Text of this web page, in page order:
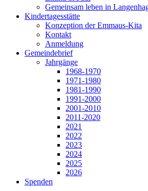
Gemeinsam leben in
Kindertagesstätte
Konzeption der Emmaus-Kita
Kontakt
Anmeldung
Gemeindebrief
Jahrgänge
1968-1970
1971-1980
1981-1990
1991-2000
2001-2010
2011-2020
2021
2022
2023
2024
2025
2026
Spenden